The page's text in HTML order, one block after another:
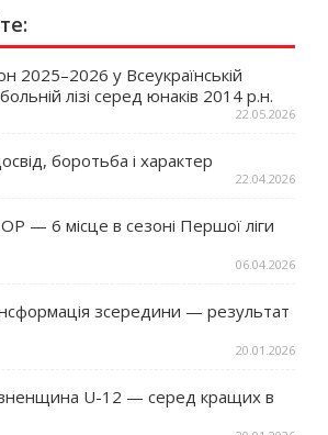
2025–2026 у Всеукраїнській
лізі серед юнаків 2014 р.н.
22.05.2026
боротьба і характер
22.04.2026
— 6 місце в сезоні Першої ліги
06.04.2026
зсередини — результат
20.01.2026
U-12 — серед кращих в